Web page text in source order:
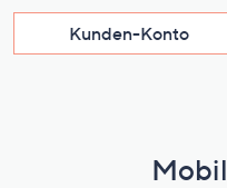
Kunden-Konto